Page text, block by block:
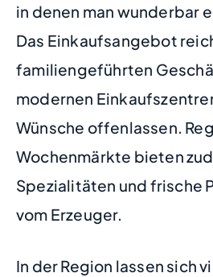
in denen man wunderbar
Das Einkaufsangebot
familiengeführten
modernen
Wünsche offenlassen.
Wochenmärkte bieten
Spezialitäten und frische
vom Erzeuger.
In der Region lassen sich